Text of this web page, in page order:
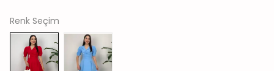
Renk Seçim